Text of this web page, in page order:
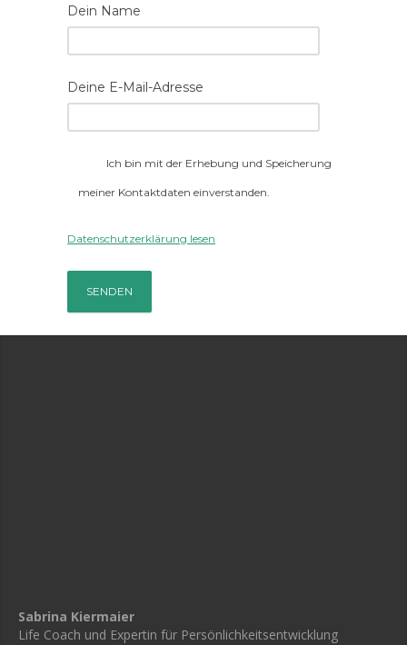
Dein Name
Deine E-Mail-Adresse
Ich bin mit der Erhebung und Speicherung
meiner Kontaktdaten einverstanden.
Datenschutzerklärung lesen
Sabrina Kiermaier
Life Coach und Expertin für Persönlichkeitsentwicklung